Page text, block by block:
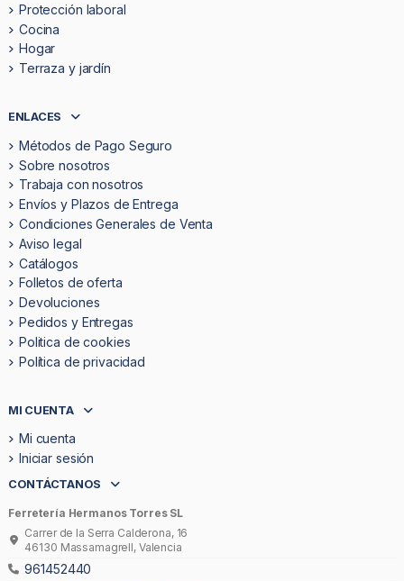
Protección laboral
Cocina
Hogar
Terraza y jardín
ENLACES
Métodos de Pago Seguro
Sobre nosotros
Trabaja con nosotros
Envíos y Plazos de Entrega
Condiciones Generales de Venta
Aviso legal
Catálogos
Folletos de oferta
Devoluciones
Pedidos y Entregas
Politica de cookies
Política de privacidad
MI CUENTA
Mi cuenta
Iniciar sesión
CONTÁCTANOS
Ferretería Hermanos Torres SL
Carrer de la Serra Calderona, 16
46130 Massamagrell, Valencia
961452440